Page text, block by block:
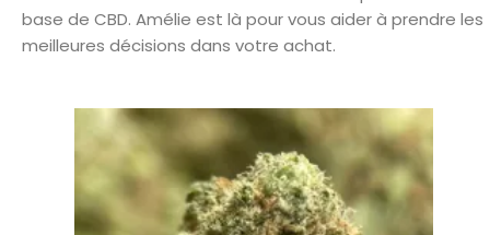
base de CBD. Amélie est là pour vous aider à prendre les
meilleures décisions dans votre achat.